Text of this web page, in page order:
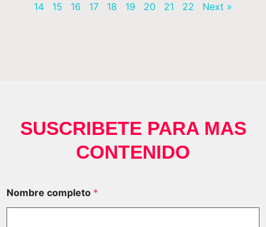
14
15 16 17 18 19 20 21 22 Next »
SUSCRIBETE PARA MAS
CONTENIDO
Nombre completo *